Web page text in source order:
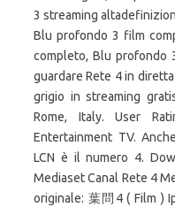
3 streaming
Blu profondo 3 film
completo, Blu profondo
guardare Rete 4 in
grigio in streaming
Rome, Italy. User
Entertainment TV.
LCN è il numero 4.
Mediaset Canal Rete 4
originale: 葉問4 ( Film )